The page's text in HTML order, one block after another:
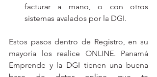
facturar a mano, o con otros
sistemas avalados por la DGI.
Estos pasos dentro de Registro, en su
mayoría los realice ONLINE. Panamá
Emprende y la DGI tienen una buena